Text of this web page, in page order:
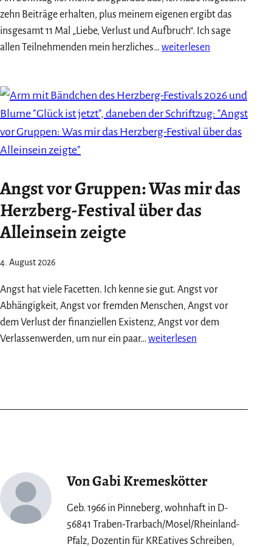
zehn Beiträge erhalten, plus meinem eigenen ergibt das
insgesamt 11 Mal „Liebe, Verlust und Aufbruch“. Ich sage
allen Teilnehmenden mein herzliches… Das
Blogparade
2026:
10+1
weiterlesen
Angst vor Gruppen: Was mir das
Herzberg-Festival über das
Alleinsein zeigte
4. August 2026
Angst hat viele Facetten. Ich kenne sie gut. Angst vor
Abhängigkeit, Angst vor fremden Menschen, Angst vor
dem Verlust der finanziellen Existenz, Angst vor dem
Verlassenwerden, um nur ein paar… Angst
das
Alleinsein
zeigte
weiterlesen
Von Gabi Kremeskötter
Geb. 1966 in Pinneberg, wohnhaft in D-
56841 Traben-Trarbach/Mosel/Rheinland-
Pfalz, Dozentin für KREatives Schreiben,